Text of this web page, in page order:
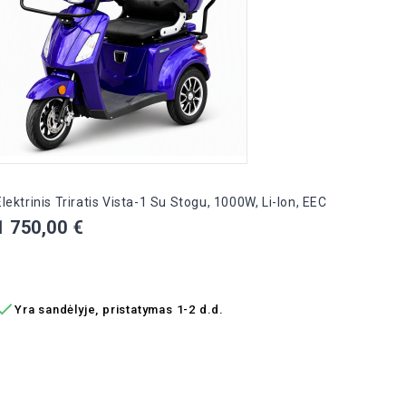
Triratis Vista-1 Su Stogu, 1000W, Li-Ion, EEC
750,00 €
Yra sandėlyje, pristatymas 1-2 d.d.